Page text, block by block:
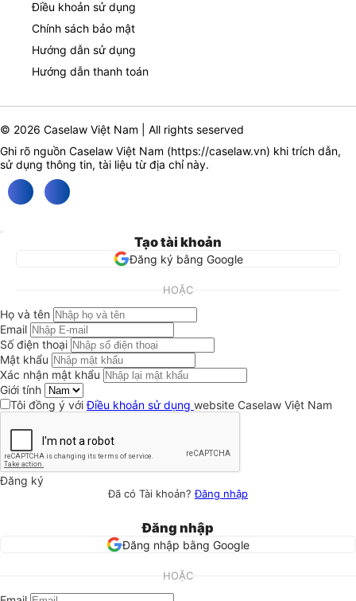
Điều khoản sử dụng
Chính sách bảo mật
Hướng dẫn sử dụng
Hướng dẫn thanh toán
© 2026 Caselaw Việt Nam | All rights seserved
Ghi rõ nguồn Caselaw Việt Nam (https://caselaw.vn) khi trích dẫn,
sử dụng thông tin, tài liệu từ địa chỉ này.
Tạo tài khoản
Đăng ký bằng Google
HOẶC
Họ và tên
Email
Số điện thoại
Mật khẩu
Xác nhận mật khẩu
Giới tính
Tôi đồng ý vớiĐiều khoản sử dụng website Caselaw Việt Nam
Đăng ký
Đã có Tài khoản?Đăng nhập
Đăng nhập
Đăng nhập bằng Google
HOẶC